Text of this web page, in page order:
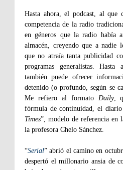
Hasta ahora, el podcast, al que
competencia de la radio
en géneros que la radio había
almacén, creyendo que a nadie
que no atraía tanta publicidad
programas generalistas.
también puede ofrecer
detenido (o profundo, según se
Me refiero al formato Daily,
fórmula de continuidad, el diario
Times”, modelo de referencia en
la profesora Chelo Sánchez.
“Serial” abrió el camino en
despertó el millonario ansia de